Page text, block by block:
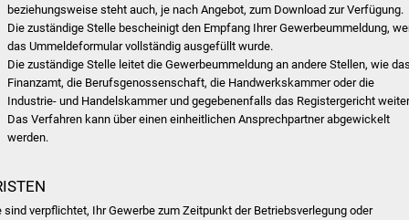
beziehungsweise steht auch, je nach Angebot, zum Download zur Verfügung.
Die zuständige Stelle bescheinigt den Empfang Ihrer Gewerbeummeldung,
das Ummeldeformular vollständig ausgefüllt wurde.
Die zuständige Stelle leitet die Gewerbeummeldung an andere Stellen, wie das
Finanzamt, die Berufsgenossenschaft, die Handwerkskammer oder die
Industrie- und Handelskammer und gegebenenfalls das Registergericht
Das Verfahren kann über einen einheitlichen Ansprechpartner abgewickelt
werden.
sind verpflichtet, Ihr Gewerbe zum Zeitpunkt der Betriebsverlegung oder